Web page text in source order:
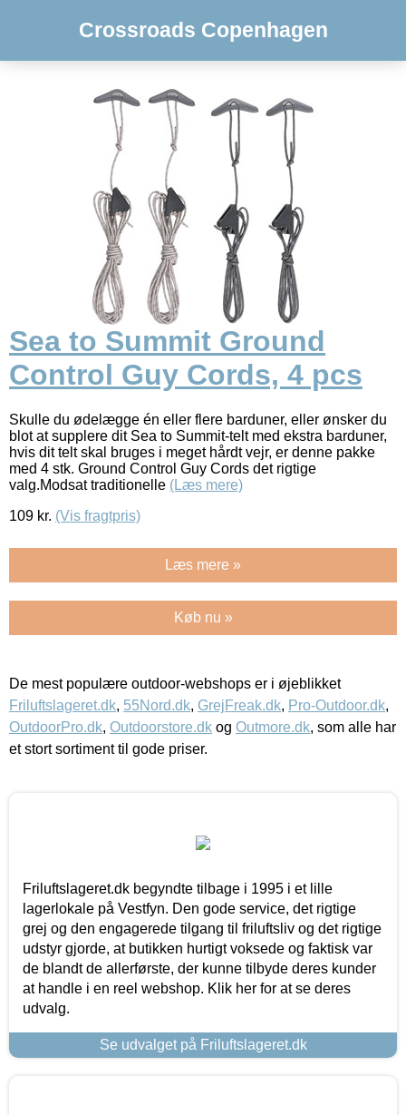
Crossroads Copenhagen
Sea to Summit Ground
Control Guy Cords, 4 pcs
Skulle du ødelægge én eller flere barduner, eller ønsker du
blot at supplere dit Sea to Summit-telt med ekstra barduner,
hvis dit telt skal bruges i meget hårdt vejr, er denne pakke
med 4 stk. Ground Control Guy Cords det rigtige
valg.Modsat traditionelle (Læs mere)
109 kr. (Vis fragtpris)
Læs mere »
Køb nu »
De mest populære outdoor-webshops er i øjeblikket
Friluftslageret.dk, 55Nord.dk, GrejFreak.dk, Pro-Outdoor.dk,
OutdoorPro.dk, Outdoorstore.dk og Outmore.dk, som alle har
et stort sortiment til gode priser.
Friluftslageret.dk begyndte tilbage i 1995 i et lille
lagerlokale på Vestfyn. Den gode service, det rigtige
grej og den engagerede tilgang til friluftsliv og det rigtige
udstyr gjorde, at butikken hurtigt voksede og faktisk var
de blandt de allerførste, der kunne tilbyde deres kunder
at handle i en reel webshop. Klik her for at se deres
udvalg.
Se udvalget på Friluftslageret.dk